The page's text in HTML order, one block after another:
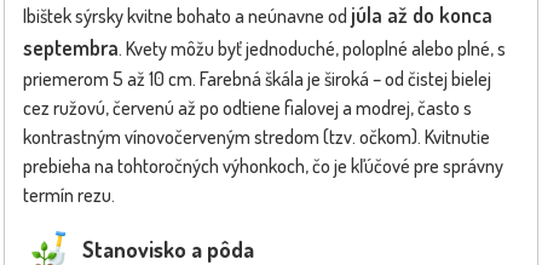
Ibištek sýrsky kvitne bohato a neúnavne od júla až do konca
septembra. Kvety môžu byť jednoduché, poloplné alebo plné, s
priemerom 5 až 10 cm. Farebná škála je široká – od čistej bielej
cez ružovú, červenú až po odtiene fialovej a modrej, často s
kontrastným vínovočerveným stredom (tzv. očkom). Kvitnutie
prebieha na tohtoročných výhonkoch, čo je kľúčové pre správny
termín rezu.
Stanovisko a pôda